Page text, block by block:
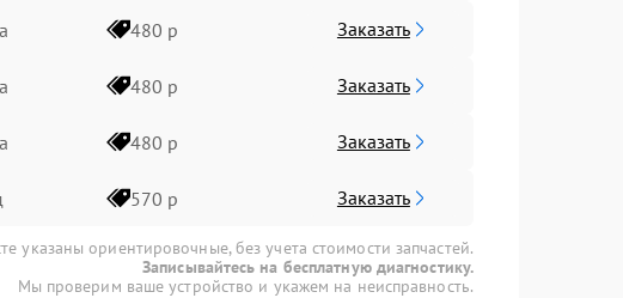
480 р Заказать
480 р Заказать
480 р Заказать
570 р Заказать
указаны ориентировочные, без учета стоимости запчастей.
Записывайтесь на бесплатную диагностику.
Мы проверим ваше устройство и укажем на неисправность.